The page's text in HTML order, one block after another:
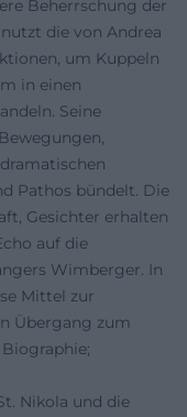
Beherrschung der
die von Andrea
um Kuppeln
in einen
Seine
Pathos bündelt. Die
Gesichter erhalten
auf die
Wimberger. In
Mittel zur
Übergang zum
Nikola und die